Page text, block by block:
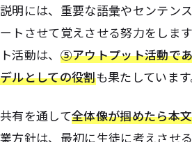
説明には、重要な語彙やセンテン
ートさせて覚えさせる努力をしま
ト活動は、 ⑤アウトプット活動で
デルとしての役割も果たしています
共有を通して全体像が掴めたら本
業方針は、最初に生徒に考えさせ